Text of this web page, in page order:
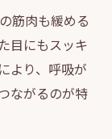
筋肉も緩める
目にもスッキ
より、呼吸が
ながるのが特